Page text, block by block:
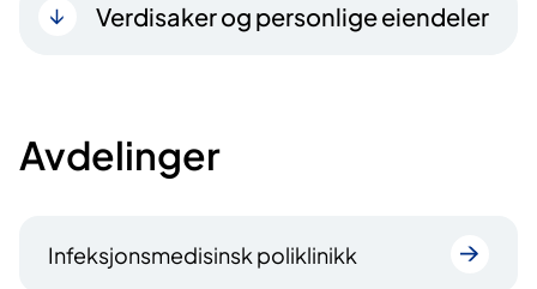
Verdisaker og personlige eiendeler
Avdelinger
Infeksjonsmedisinsk poliklinikk